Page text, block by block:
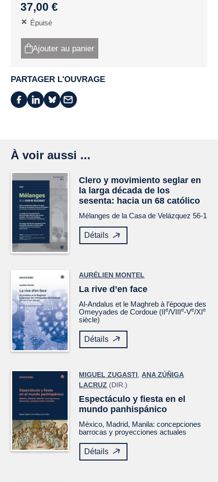
37,00 €
Épuisé
Ajouter au panier
PARTAGER L'OUVRAGE
À voir aussi ...
Clero y movimiento seglar en
la larga década de los
sesenta: hacia un 68 católico
Mélanges de la Casa de Velázquez 56-1
Détails
AURÉLIEN MONTEL
La rive d’en face
Al-Andalus et le Maghreb à l’époque des
Omeyyades de Cordoue (IIe/VIIIe-Ve/XIe
siècle)
Détails
MIGUEL ZUGASTI ,ANA ZÚÑIGA
LACRUZ (DIR.)
Espectáculo y fiesta en el
mundo panhispánico
México, Madrid, Manila: concepciones
barrocas y proyecciones actuales
Détails